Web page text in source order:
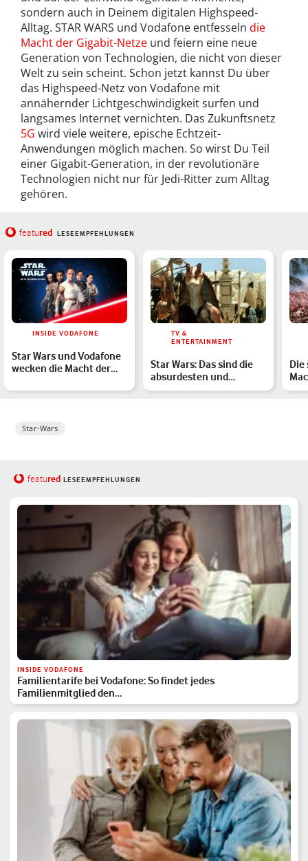
sondern auch in Deinem digitalen Highspeed-
Alltag. STAR WARS und Vodafone entfesseln die
Macht der Gigabit-Netze und feiern eine neue
Generation von Technologien, die nicht von dieser
Welt zu sein scheint. Schon jetzt kannst Du über
das Highspeed-Netz von Vodafone mit
annähernder Lichtgeschwindigkeit surfen und
langsames Internet vernichten. Das Zukunftsnetz
5G wird viele weitere, epische Echtzeit-
Anwendungen möglich machen. So wirst Du Teil
einer Gigabit-Generation, in der revolutionäre
Technologien nicht nur für Jedi-Ritter zum Alltag
gehören.
featured LESEEMPFEHLUNGEN
INSIDE VODAFONE
Star Wars und Vodafone
wecken die Macht der
TV &
ENTERTAINMENT
Star Wars: Das sind die
absurdesten und
witzigsten Theorien der
Die
Star-Wars
featured LESEEMPFEHLUNGEN
INSIDE VODAFONE
Familientarife bei Vodafone: So findet jedes
Familienmitglied den…